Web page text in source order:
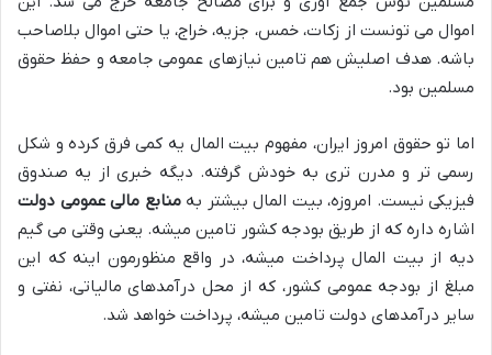
اموال می تونست از زکات، خمس، جزیه، خراج، یا حتی اموال بلاصاحب
باشه. هدف اصلیش هم تامین نیازهای عمومی جامعه و حفظ حقوق
مسلمین بود.
اما تو حقوق امروز ایران، مفهوم بیت المال یه کمی فرق کرده و شکل
رسمی تر و مدرن تری به خودش گرفته. دیگه خبری از یه صندوق
فیزیکی نیست. امروزه، بیت المال بیشتر بهمنابع مالی عمومی دولت
اشاره داره که از طریق بودجه کشور تامین میشه. یعنی وقتی می گیم
دیه از بیت المال پرداخت میشه، در واقع منظورمون اینه که این
مبلغ از بودجه عمومی کشور، که از محل درآمدهای مالیاتی، نفتی و
سایر درآمدهای دولت تامین میشه، پرداخت خواهد شد.